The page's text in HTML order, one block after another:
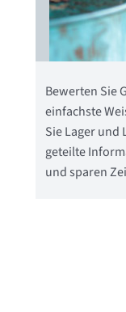
Bewerten Sie
einfachste
Sie Lager und
geteilte
und sparen